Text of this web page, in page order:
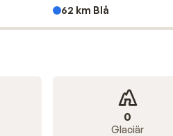
tyrolska rätter till raffinerad
pensionat till lyxiga fyra- och
som uppskattar kvalitet och
62 km Blå
0
Glaciär